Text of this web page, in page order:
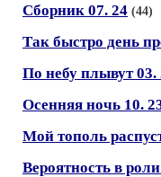
Сборник 07. 24 (44)
Так быстро день
По небу плывут 03.
Осенняя ночь 10.
Мой тополь
Вероятность в